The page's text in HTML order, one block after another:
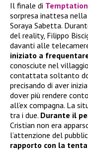
Il finale di
sorpresa inattesa
Soraya Sabetta.
del reality, Filippo
davanti alle
iniziato a
conosciute nel
contattata soltanto
precisando di aver
dover più rendere
all’ex compagna. La
tra i due. Durante il
Cristian non era
l’attenzione del
rapporto con la